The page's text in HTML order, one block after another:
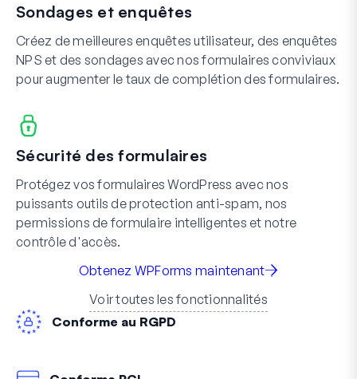
Sondages et enquêtes
Créez de meilleures enquêtes utilisateur, des enquêtes
NPS et des sondages avec nos formulaires conviviaux
pour augmenter le taux de complétion des formulaires.
Sécurité des formulaires
Protégez vos formulaires WordPress avec nos
puissants outils de protection anti-spam, nos
permissions de formulaire intelligentes et notre
contrôle d'accès.
Obtenez WPForms maintenant
Voir toutes les fonctionnalités
Conforme au RGPD